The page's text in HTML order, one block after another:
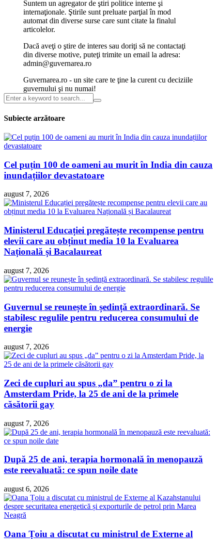
Suntem un agregator de ştiri politice interne şi
internaţionale. Ştirile sunt preluate parţial în mod
automat din diverse surse care sunt citate la finalul
articolelor.
Dacă aveţi o ştire de interes sau doriţi să ne contactaţi
din diverse motive, puteţi trimite un email la adresa:
admin@guvernarea.ro
Guvernarea.ro - un site care te ţine la curent cu deciziile
guvernului şi nu numai!
Subiecte arzătoare
Cel puțin 100 de oameni au murit în India din cauza
inundațiilor devastatoare
august 7, 2026
Ministerul Educației pregătește recompense pentru
elevii care au obținut media 10 la Evaluarea
Națională și Bacalaureat
august 7, 2026
Guvernul se reunește în ședință extraordinară. Se
stabilesc regulile pentru reducerea consumului de
energie
august 7, 2026
Zeci de cupluri au spus „da” pentru o zi la
Amsterdam Pride, la 25 de ani de la primele
căsătorii gay
august 7, 2026
După 25 de ani, terapia hormonală în menopauză
este reevaluată: ce spun noile date
august 6, 2026
Oana Țoiu a discutat cu ministrul de Externe al